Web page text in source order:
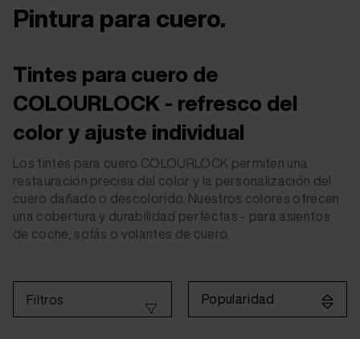
Pintura para cuero.
Tintes para cuero de
COLOURLOCK - refresco del
color y ajuste individual
Los tintes para cuero COLOURLOCK permiten una
restauración precisa del color y la personalización del
cuero dañado o descolorido. Nuestros colores ofrecen
una cobertura y durabilidad perfectas - para asientos
de coche, sofás o volantes de cuero.
Popularidad
Filtros